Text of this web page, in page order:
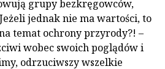
grupy bezkręgowców,
jednak nie ma wartości, to
temat ochrony przyrody?! –
wobec swoich poglądów i
odrzuciwszy wszelkie